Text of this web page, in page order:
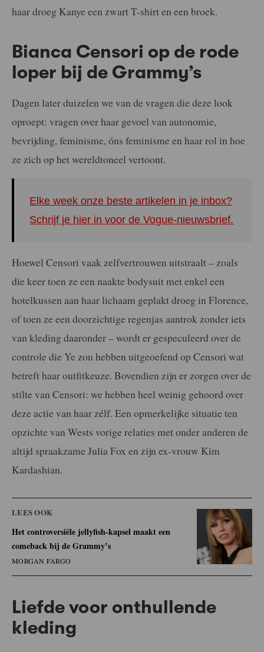
haar droeg Kanye een zwart T-shirt en een broek.
Bianca Censori op de rode
loper bij de Grammy’s
Dagen later duizelen we van de vragen die deze look
oproept: vragen over haar gevoel van autonomie,
bevrijding, feminisme, óns feminisme en haar rol in hoe
ze zich op het wereldtoneel vertoont.
Elke week onze beste artikelen in je inbox?
Schrijf je hier in voor de Vogue-nieuwsbrief.
Hoewel Censori vaak zelfvertrouwen uitstraalt – zoals
die keer toen ze een naakte bodysuit met enkel een
hotelkussen aan haar lichaam geplakt droeg in Florence,
of toen ze een doorzichtige regenjas aantrok zonder iets
van kleding daaronder – wordt er gespeculeerd over de
controle die Ye zou hebben uitgeoefend op Censori wat
betreft haar outfitkeuze. Bovendien zijn er zorgen over de
stilte van Censori: we hebben heel weinig gehoord over
deze actie van haar zélf. Een opmerkelijke situatie ten
opzichte van Wests vorige relaties met onder anderen de
altijd spraakzame Julia Fox en zijn ex-vrouw Kim
Kardashian.
LEES OOK
Het controversiële jellyfish-kapsel maakt een
comeback bij de Grammy’s
MORGAN FARGO
Liefde voor onthullende
kleding